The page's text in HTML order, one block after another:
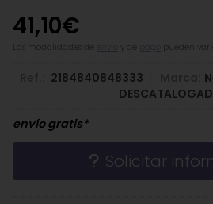
41,10€
pueden
2184840848333
envío gratis*
Solicitar